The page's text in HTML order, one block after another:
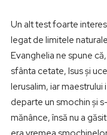
Un alt test foarte
legat de limitele
Evanghelia ne spune
sfânta cetate, Isus și
Ierusalim, iar
departe un smochin și
mănânce, însă nu a